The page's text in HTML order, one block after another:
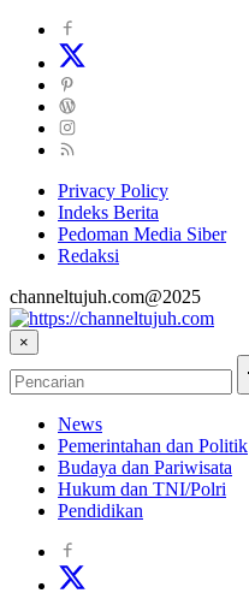
Privacy Policy
Indeks Berita
Pedoman Media Siber
Redaksi
channeltujuh.com@2025
×
News
Pemerintahan dan Politik
Budaya dan Pariwisata
Hukum dan TNI/Polri
Pendidikan